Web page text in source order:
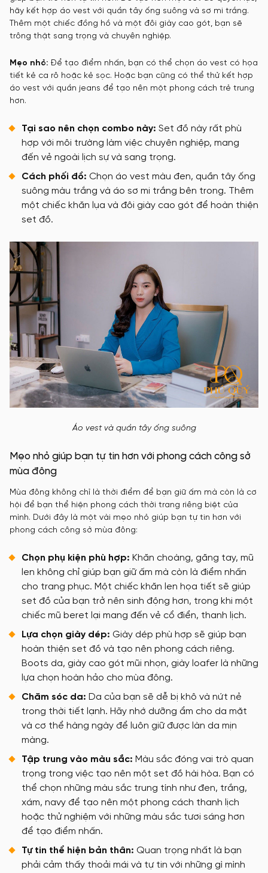
hãy kết hợp áo vest với quần tây ống suông và sơ mi trắng.
Thêm một chiếc đồng hồ và một đôi giày cao gót, bạn sẽ
trông thật sang trọng và chuyên nghiệp.
Mẹo nhỏ: Để tạo điểm nhấn, bạn có thể chọn áo vest có họa
tiết kẻ ca rô hoặc kẻ sọc. Hoặc bạn cũng có thể thử kết hợp
áo vest với quần jeans để tạo nên một phong cách trẻ trung
hơn.
Tại sao nên chọn combo này: Set đồ này rất phù
hợp với môi trường làm việc chuyên nghiệp, mang
đến vẻ ngoài lịch sự và sang trọng.
Cách phối đồ: Chọn áo vest màu đen, quần tây ống
suông màu trắng và áo sơ mi trắng bên trong. Thêm
một chiếc khăn lụa và đôi giày cao gót để hoàn thiện
set đồ.
Áo vest và quần tây ống suông
Mẹo nhỏ giúp bạn tự tin hơn với phong cách công sở
mùa đông
Mùa đông không chỉ là thời điểm để bạn giữ ấm mà còn là cơ
hội để bạn thể hiện phong cách thời trang riêng biệt của
mình. Dưới đây là một vài mẹo nhỏ giúp bạn tự tin hơn với
phong cách công sở mùa đông:
Chọn phụ kiện phù hợp: Khăn choàng, găng tay, mũ
len không chỉ giúp bạn giữ ấm mà còn là điểm nhấn
cho trang phục. Một chiếc khăn len họa tiết sẽ giúp
set đồ của bạn trở nên sinh động hơn, trong khi một
chiếc mũ beret lại mang đến vẻ cổ điển, thanh lịch.
Lựa chọn giày dép: Giày dép phù hợp sẽ giúp bạn
hoàn thiện set đồ và tạo nên phong cách riêng.
Boots da, giày cao gót mũi nhọn, giày loafer là những
lựa chọn hoàn hảo cho mùa đông.
Chăm sóc da: Da của bạn sẽ dễ bị khô và nứt nẻ
trong thời tiết lạnh. Hãy nhớ dưỡng ẩm cho da mặt
và cơ thể hàng ngày để luôn giữ được làn da mịn
màng.
Tập trung vào màu sắc: Màu sắc đóng vai trò quan
trọng trong việc tạo nên một set đồ hài hòa. Bạn có
thể chọn những màu sắc trung tính như đen, trắng,
xám, navy để tạo nên một phong cách thanh lịch
hoặc thử nghiệm với những màu sắc tươi sáng hơn
để tạo điểm nhấn.
Tự tin thể hiện bản thân: Quan trọng nhất là bạn
phải cảm thấy thoải mái và tự tin với những gì mình